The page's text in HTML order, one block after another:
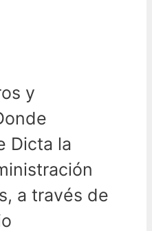
y
Dicta la
a través de